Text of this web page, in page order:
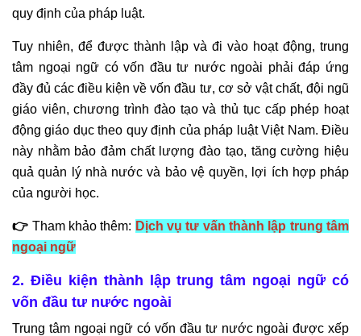
quy định của pháp luật.
Tuy nhiên, để được thành lập và đi vào hoạt động, trung
tâm ngoại ngữ có vốn đầu tư nước ngoài phải đáp ứng
đầy đủ các điều kiện về vốn đầu tư, cơ sở vật chất, đội ngũ
giáo viên, chương trình đào tạo và thủ tục cấp phép hoạt
động giáo dục theo quy định của pháp luật Việt Nam. Điều
này nhằm bảo đảm chất lượng đào tạo, tăng cường hiệu
quả quản lý nhà nước và bảo vệ quyền, lợi ích hợp pháp
của người học.
👉 Tham khảo thêm: Dịch vụ tư vấn thành lập trung tâm
ngoại ngữ
2. Điều kiện thành lập trung tâm ngoại ngữ có
vốn đầu tư nước ngoài
Trung tâm ngoại ngữ có vốn đầu tư nước ngoài được xếp